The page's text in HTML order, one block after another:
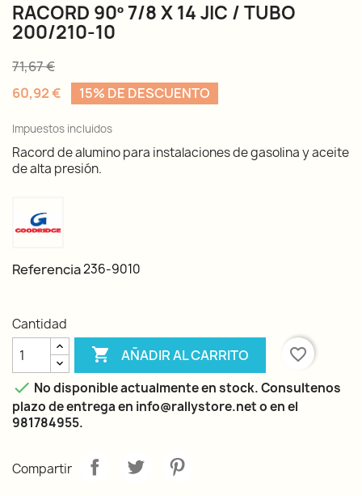
RACORD 90º 7/8 X 14 JIC / TUBO
200/210-10
71,67 €
60,92 €
15% DE DESCUENTO
Impuestos incluidos
Racord de alumino para instalaciones de gasolina y aceite
de alta presión.
Referencia236-9010
Cantidad
 AÑADIR AL CARRITO
favorite_border
 No disponible actualmente en stock. Consultenos
plazo de entrega en info@rallystore.net o en el
981784955.
Compartir